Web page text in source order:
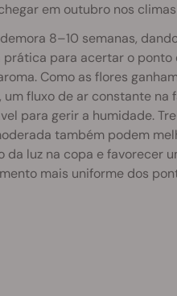
em outubro nos
8–10 semanas,
prática para acertar o ponto
Como as flores
um fluxo de ar constante na
para gerir a humidade.
também podem
da luz na copa e favorecer
mais uniforme dos